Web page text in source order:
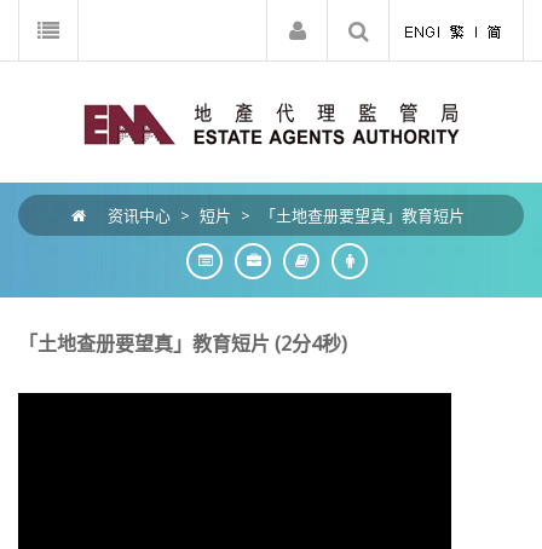
资讯中心 > 短片 > 「土地查册要望真」教育短片
「土地查册要望真」教育短片 (2分4秒)